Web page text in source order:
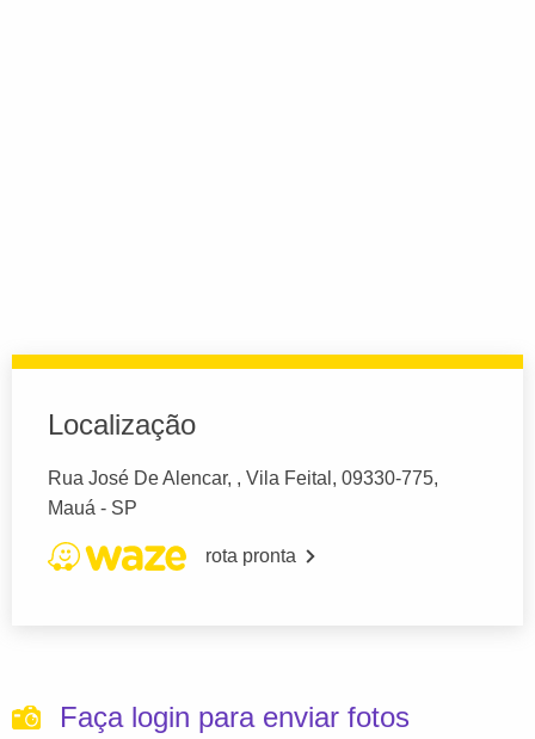
Localização
Rua José De Alencar, , Vila Feital, 09330-775,
Mauá - SP
rota pronta
Faça login para enviar fotos